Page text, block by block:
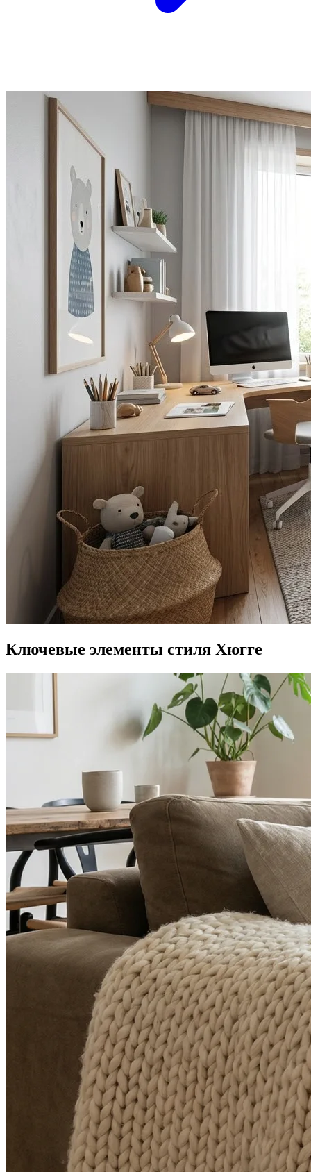
Ключевые элементы стиля Хюгге